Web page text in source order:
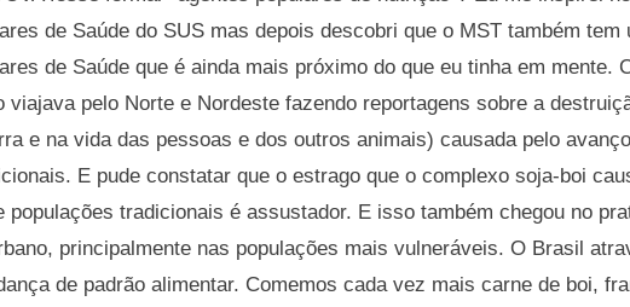
de Saúde do SUS mas depois descobri que o MST também tem
de Saúde que é ainda mais próximo do que eu tinha em mente.
viajava pelo Norte e Nordeste fazendo reportagens sobre a
e na vida das pessoas e dos outros animais) causada pelo
E pude constatar que o estrago que o complexo soja-boi
populações tradicionais é assustador. E isso também chegou no
principalmente nas populações mais vulneráveis. O Brasil
de padrão alimentar. Comemos cada vez mais carne de boi,